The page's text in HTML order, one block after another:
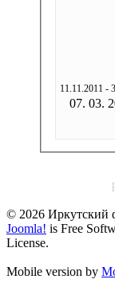
11.11.2011 -
07. 03.
© 2026
Joomla! is Free
License.
Mobile version by